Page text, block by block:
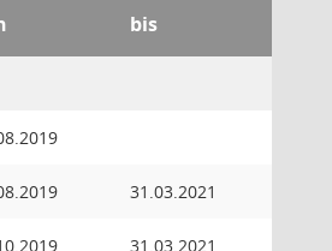
bis
31.03.2021
31.03.2021